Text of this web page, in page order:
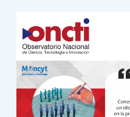
al
contenido